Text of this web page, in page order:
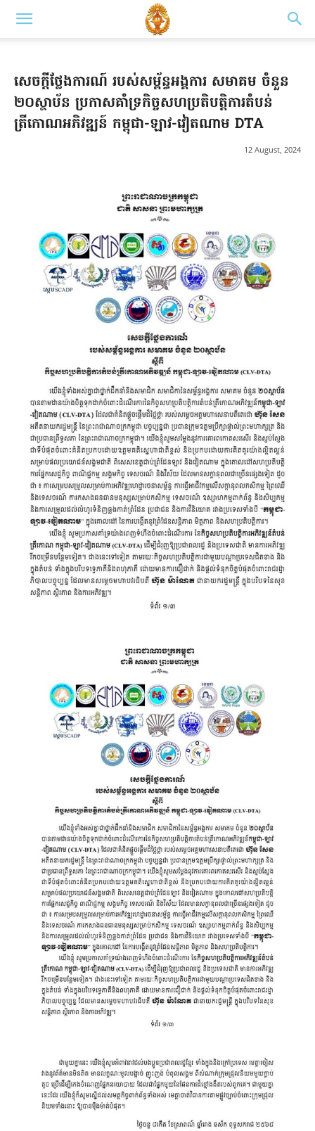
សេចក្តីថ្លែងការណ៍ របស់សម្ព័ន្ធអង្គការ សមាគម ចំនួន
២០ស្ថាប័ន ប្រកាសគាំទ្រកិច្ចសហប្រតិបត្តិការតំបន់
ត្រីកោណអភិវឌ្ឍន៍ កម្ពុជា-ឡាវ-វៀតណាម DTA
12 August, 2024